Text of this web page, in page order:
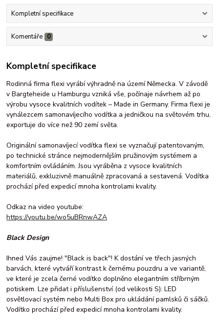
Kompletní specifikace
Komentáře 0
Kompletní specifikace
Rodinná firma flexi vyrábí výhradně na území Německa. V závodě
v Bargteheide u Hamburgu vzniká vše, počínaje návrhem až po
výrobu vysoce kvalitních vodítek – Made in Germany. Firma flexi je
vynálezcem samonavíjecího vodítka a jedničkou na světovém trhu,
exportuje do více než 90 zemí světa.
Originální samonavíjecí vodítka flexi se vyznačují patentovaným,
po technické stránce nejmodernějším pružinovým systémem a
komfortním ovládáním. Jsou vyráběna z vysoce kvalitních
materiálů, exkluzivně manuálně zpracovaná a sestavená. Vodítka
prochází před expedicí mnoha kontrolami kvality.
Odkaz na video youtube:
https://youtu.be/wo5uBRnwAZA
Black Design
Ihned Vás zaujme! "Black is back"! K dostání ve třech jasných
barvách, které vytváří kontrast k černému pouzdru a ve variantě,
ve které je zcela černé vodítko doplněno elegantním stříbrným
potiskem. Lze přidat i příslušenství (od velikosti S): LED
osvětlovací systém nebo Multi Box pro ukládání pamlsků či sáčků.
Vodítko prochází před expedicí mnoha kontrolami kvality.